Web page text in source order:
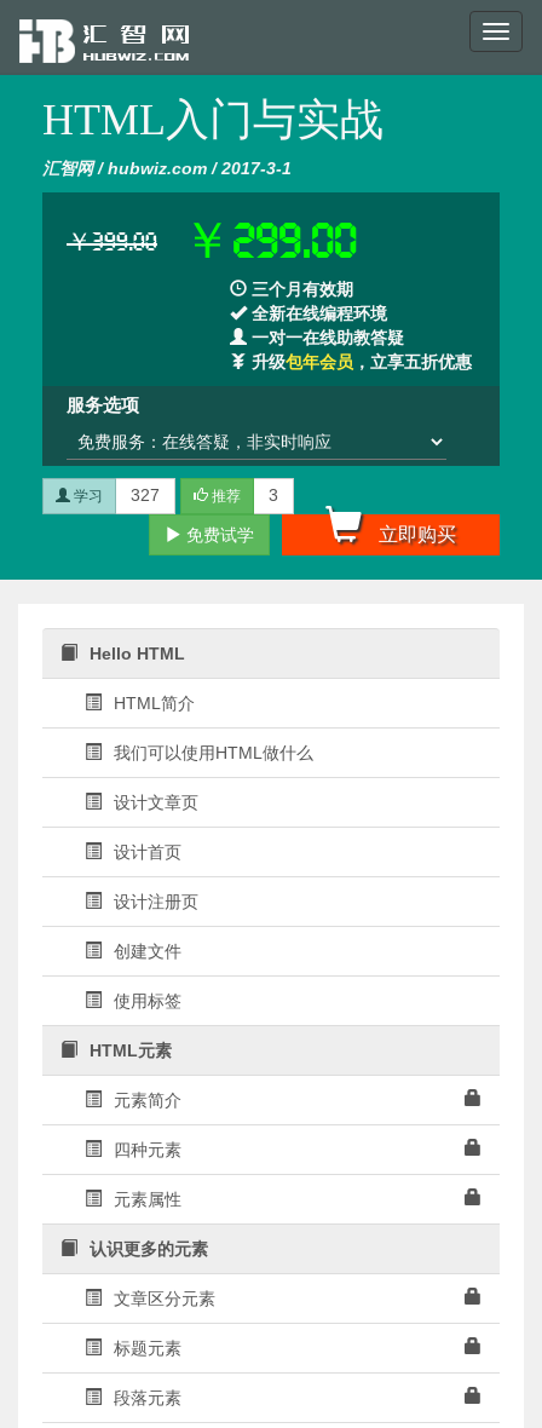
HTML入门与实战
汇智网 / hubwiz.com / 2017-3-1
￥399.00 ￥299.00
三个月有效期
全新在线编程环境
一对一在线助教答疑
升级包年会员 ，立享五折优惠
服务选项
学习 327 推荐 3
立即购买
免费试学
Hello HTML
HTML简介
我们可以使用HTML做什么
设计文章页
设计首页
设计注册页
创建文件
使用标签
HTML元素
元素简介
四种元素
元素属性
认识更多的元素
文章区分元素
标题元素
段落元素